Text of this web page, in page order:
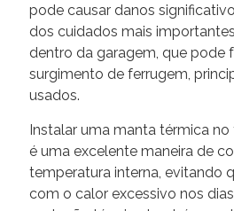
pode causar danos
dos cuidados mais
dentro da garagem, que pode
surgimento de ferrugem,
usados.
Instalar uma manta térmica
é uma excelente maneira de
temperatura interna, evitando
com o calor excessivo nos